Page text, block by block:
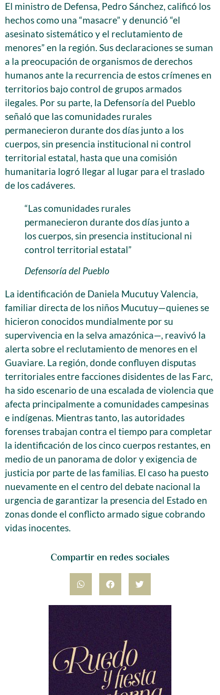
Compartir en redes sociales
El ministro de Defensa, Pedro Sánchez, calificó los
hechos como una “masacre” y denunció “el
asesinato sistemático y el reclutamiento de
menores” en la región. Sus declaraciones se suman
a la preocupación de organismos de derechos
humanos ante la recurrencia de estos crímenes en
territorios bajo control de grupos armados
ilegales. Por su parte, la Defensoría del Pueblo
señaló que las comunidades rurales
permanecieron durante dos días junto a los
cuerpos, sin presencia institucional ni control
territorial estatal, hasta que una comisión
humanitaria logró llegar al lugar para el traslado
de los cadáveres.
“Las comunidades rurales
permanecieron durante dos días junto a
los cuerpos, sin presencia institucional ni
control territorial estatal”
Defensoría del Pueblo
La identificación de Daniela Mucutuy Valencia,
familiar directa de los niños Mucutuy—quienes se
hicieron conocidos mundialmente por su
supervivencia en la selva amazónica—, reavivó la
alerta sobre el reclutamiento de menores en el
Guaviare. La región, donde confluyen disputas
territoriales entre facciones disidentes de las Farc,
ha sido escenario de una escalada de violencia que
afecta principalmente a comunidades campesinas
e indígenas. Mientras tanto, las autoridades
forenses trabajan contra el tiempo para completar
la identificación de los cinco cuerpos restantes, en
medio de un panorama de dolor y exigencia de
justicia por parte de las familias. El caso ha puesto
nuevamente en el centro del debate nacional la
urgencia de garantizar la presencia del Estado en
zonas donde el conflicto armado sigue cobrando
vidas inocentes.